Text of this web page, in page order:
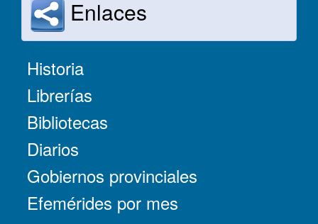
Enlaces
Historia
Librerías
Bibliotecas
Diarios
Gobiernos provinciales
Efemérides por mes